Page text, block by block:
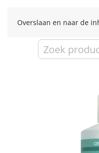
Overslaan en naar de
Zoeken
naar: